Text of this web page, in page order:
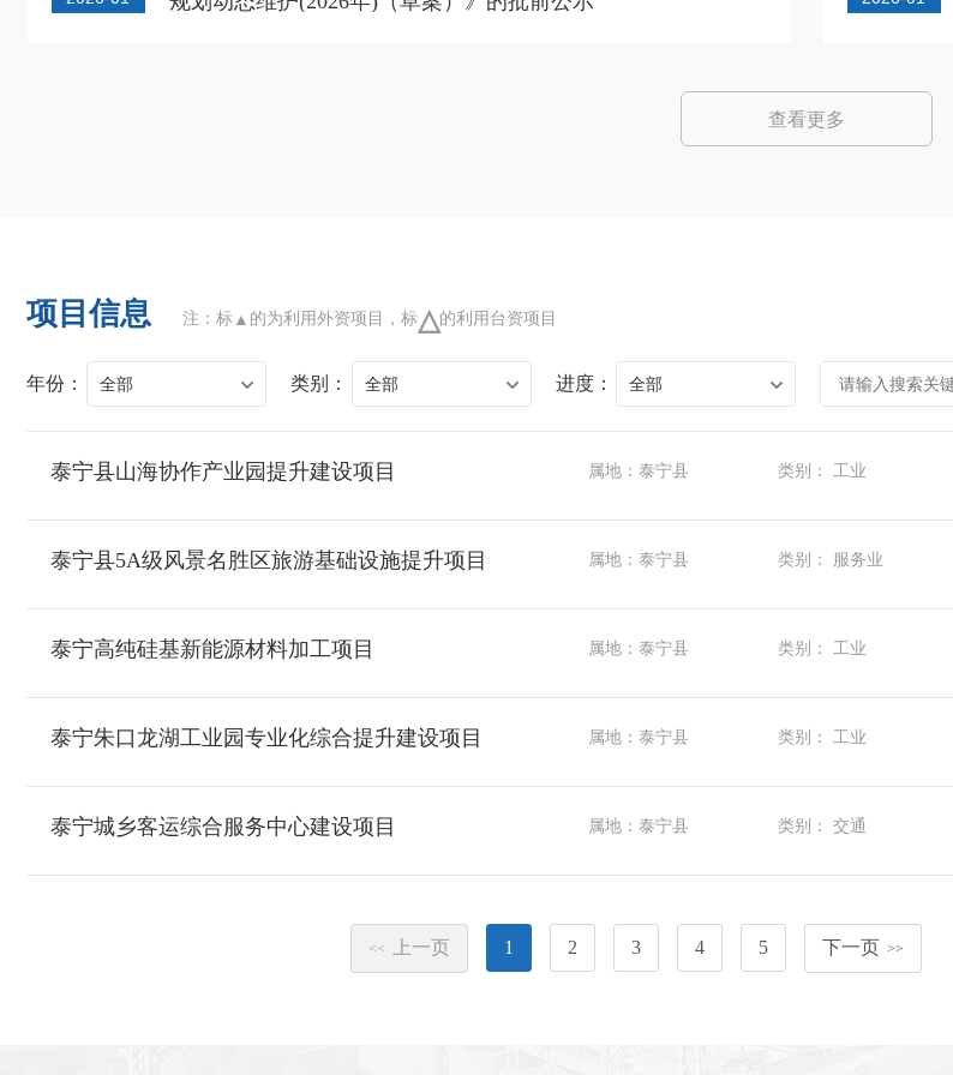
查看更多
项目信息 注：标 ▲ 的为利用外资项目，标 △的利用台资项目
年份： 全部 类别： 全部 进度： 全部
泰宁县山海协作产业园提升建设项目 属地：泰宁县 类别： 工业
泰宁县5A级风景名胜区旅游基础设施提升项目 属地：泰宁县 类别： 服务业
泰宁高纯硅基新能源材料加工项目 属地：泰宁县 类别： 工业
泰宁朱口龙湖工业园专业化综合提升建设项目 属地：泰宁县 类别： 工业
泰宁城乡客运综合服务中心建设项目 属地：泰宁县 类别：交通
<< 上一页 1 2 3 4 5 下一页 >>